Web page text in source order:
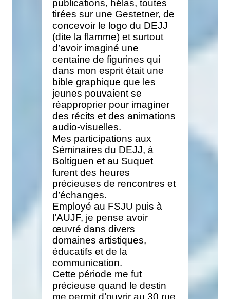
publications, hélas, toutes
tirées sur une Gestetner, de
concevoir le logo du DEJJ
(dite la flamme) et surtout
d’avoir imaginé une
centaine de figurines qui
dans mon esprit était une
bible graphique que les
jeunes pouvaient se
réapproprier pour imaginer
des récits et des animations
audio-visuelles.
Mes participations aux
Séminaires du DEJJ, à
Boltiguen et au Suquet
furent des heures
précieuses de rencontres et
d’échanges.
Employé au FSJU puis à
l’AUJF, je pense avoir
œuvré dans divers
domaines artistiques,
éducatifs et de la
communication.
Cette période me fut
précieuse quand le destin
me permit d’ouvrir au 30 rue